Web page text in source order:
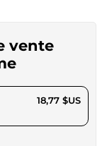
vente
18,77 $US